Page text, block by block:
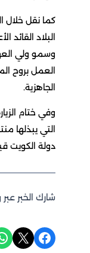
كما نقل خلال
البلاد القائد
وسمو ولي
العمل بروح
الجاهزية.
وفي ختام
التي يبذلها
دولة الكويت
شارك الخبر
Share on Facebook
Share on X
Share on WhatsApp